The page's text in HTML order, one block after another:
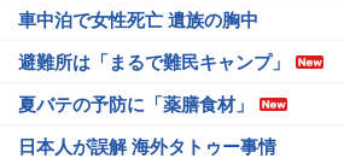
車中泊で女性死亡 遺族の胸中
避難所は「まるで難民キャンプ」
夏バテの予防に「薬膳食材」
日本人が誤解 海外タトゥー事情